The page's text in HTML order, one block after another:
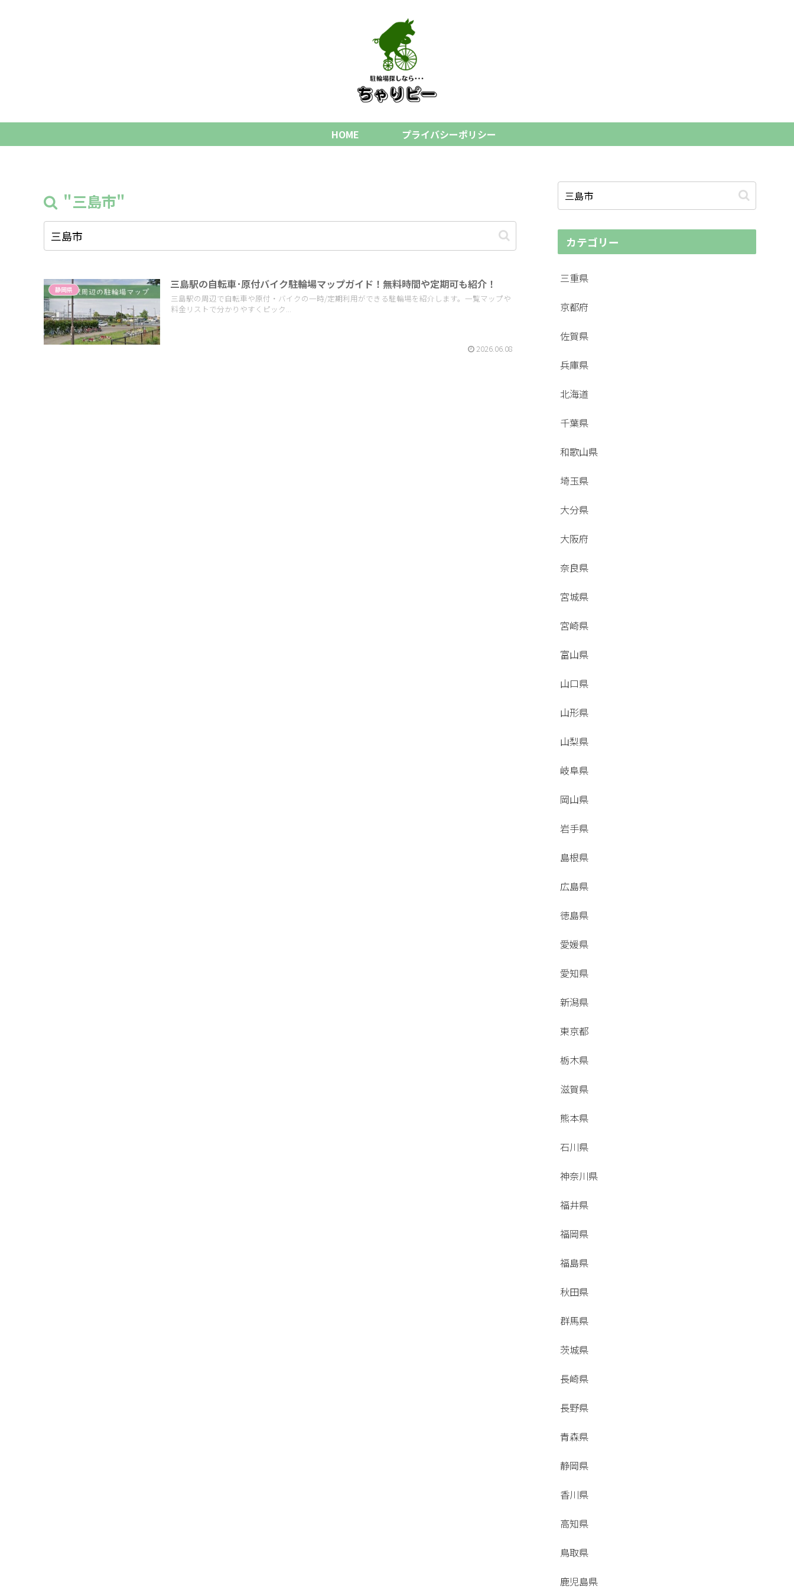
HOME プライバシーポリシー
"三島市"
静岡県 三島駅の自転車･原付バイク駐輪場マップガイド！無料時間や定期可も紹介！
三島駅の周辺で自転車や原付・バイクの一時/定期利用ができる駐輪場を紹介します。一覧マップや
料金リストで分かりやすくピック...
2026.06.08
カテゴリー
三重県
京都府
佐賀県
兵庫県
北海道
千葉県
和歌山県
埼玉県
大分県
大阪府
奈良県
宮城県
宮崎県
富山県
山口県
山形県
山梨県
岐阜県
岡山県
岩手県
島根県
広島県
徳島県
愛媛県
愛知県
新潟県
東京都
栃木県
滋賀県
熊本県
石川県
神奈川県
福井県
福岡県
福島県
秋田県
群馬県
茨城県
長崎県
長野県
青森県
静岡県
香川県
高知県
鳥取県
鹿児島県